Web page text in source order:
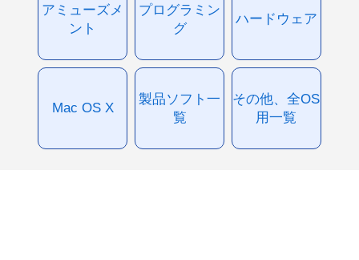
アミューズメ
ント
プログラミン
グ
ハードウェア
Mac OS X
製品ソフト一
覧
その他、全OS
用一覧